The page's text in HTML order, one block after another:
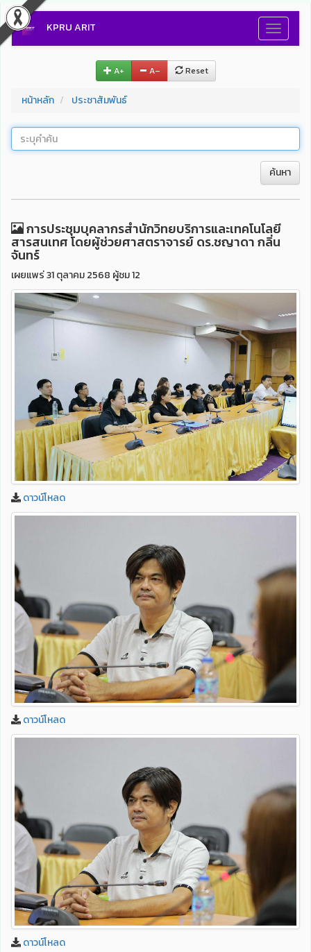
Toggle
KPRU ARIT
A+ A– Reset
หน้าหลัก ประชาสัมพันธ์
ค้นหา
การประชุมบุคลากรสำนักวิทยบริการและเทคโนโลยี
สารสนเทศ โดยผู้ช่วยศาสตราจารย์ ดร.ชญาดา กลิ่น
จันทร์
เผยแพร่ 31 ตุลาคม 2568 ผู้ชม 12
ดาวน์โหลด
ดาวน์โหลด
ดาวน์โหลด